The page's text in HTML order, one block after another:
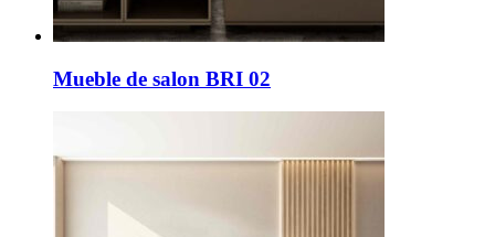
Mueble de salon BRI 02